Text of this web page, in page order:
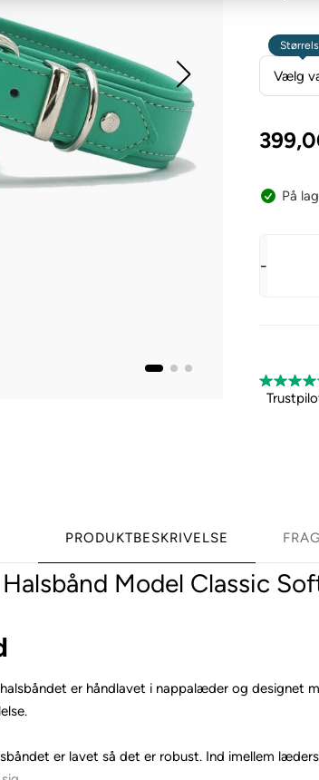
På
-
PRODUKTBESKRIVELSE
Model Classic
er håndlavet i nappalæder og
er lavet så det er robust. Ind imellem